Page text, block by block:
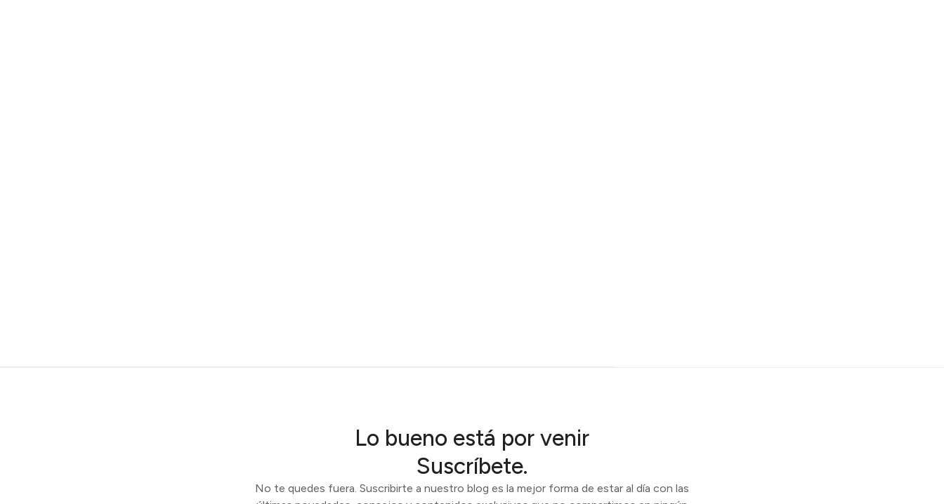
Lo bueno está por venir
Suscríbete.
No te quedes fuera. Suscribirte a nuestro blog es la mejor forma de estar al día con las